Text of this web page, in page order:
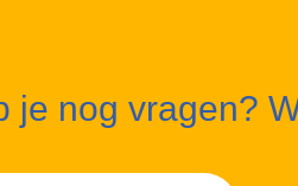
je nog vragen?